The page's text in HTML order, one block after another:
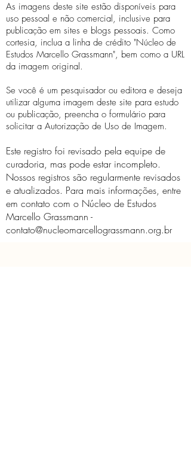
As imagens deste site estão disponíveis para
uso pessoal e não comercial, inclusive para
publicação em sites e blogs pessoais. Como
cortesia, inclua a linha de crédito "Núcleo de
Estudos Marcello Grassmann", bem como a URL
da imagem original.
Se você é um pesquisador ou editora e deseja
utilizar alguma imagem deste site para estudo
ou publicação, preencha o formulário para
solicitar a Autorização de Uso de Imagem.
Este registro foi revisado pela equipe de
curadoria, mas pode estar incompleto.
Nossos registros são regularmente revisados ​​
e atualizados. Para mais informações, entre
em contato com o Núcleo de Estudos
Marcello Grassmann -
contato@nucleomarcellograssmann.org.br